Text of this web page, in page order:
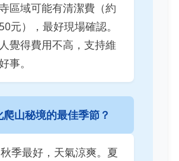
區域可能有清潔費（約
元），最好現場確認。
覺得費用不高，支持維
事。
爬山秘境的最佳季節？
季最好，天氣涼爽。夏